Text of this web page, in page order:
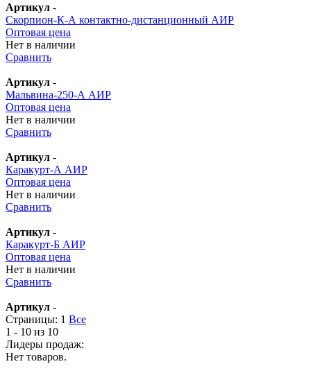
Артикул -
Скорпион-К-А контактно-дистанционный АИР
Оптовая цена
Нет в наличии
Сравнить
Артикул -
Мальвина-250-А АИР
Оптовая цена
Нет в наличии
Сравнить
Артикул -
Каракурт-А АИР
Оптовая цена
Нет в наличии
Сравнить
Артикул -
Каракурт-Б АИР
Оптовая цена
Нет в наличии
Сравнить
Артикул -
Страницы: 1 Все
1 - 10 из 10
Лидеры продаж:
Нет товаров.